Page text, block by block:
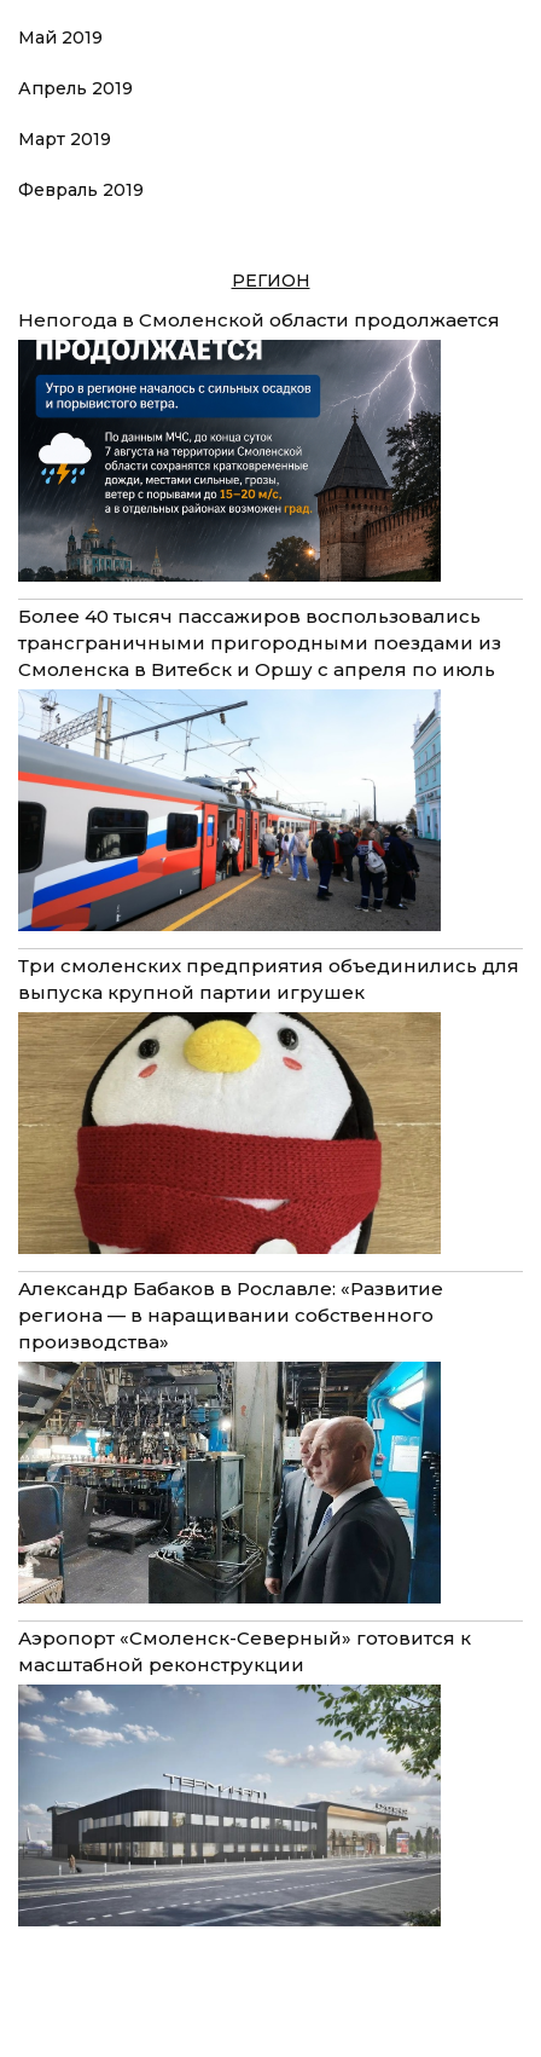
Май 2019
Апрель 2019
Март 2019
Февраль 2019
РЕГИОН
Непогода в Смоленской области продолжается
Более 40 тысяч пассажиров воспользовались
трансграничными пригородными поездами из
Смоленска в Витебск и Оршу с апреля по июль
Три смоленских предприятия объединились для
выпуска крупной партии игрушек
Александр Бабаков в Рославле: «Развитие
региона — в наращивании собственного
производства»
Аэропорт «Смоленск-Северный» готовится к
масштабной реконструкции